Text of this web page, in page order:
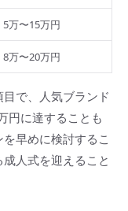
5万〜15万円
8万〜20万円
で、人気ブランド
円に達することも
早めに検討するこ
人式を迎えること